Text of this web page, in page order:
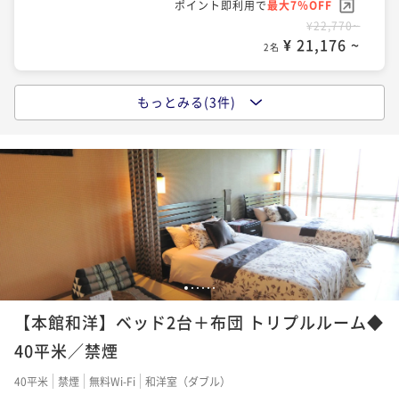
¥51,290~
2名 ¥ 47,699 ~
ポイント即利用で最大7％OFF
¥22,770~
2名 ¥ 21,176 ~
【朝食のみ】遅くまで観光を楽しみたい方、町で夕食
を楽しみたい方に嬉しい！22時までチェックインOK！
現地決済可 事前決済可
IN 15:00 - 18:00 OUT11:00
ポイント即利用で最大7％OFF
¥27,830~
2名 ¥ 25,881 ~
ポイントアップ
【Relux限定】【スタンダード１泊２食】貸し切り温泉
にペットスパ♪四季を感じる森のリゾートで愛犬と和
二食付き 現地決済可
もっとみる(3件)
123456
【本館和洋】ベッド2台＋布団 トリプルルーム◆
40平米／禁煙
40平米 禁煙 無料Wi-Fi 和洋室（ダブル）